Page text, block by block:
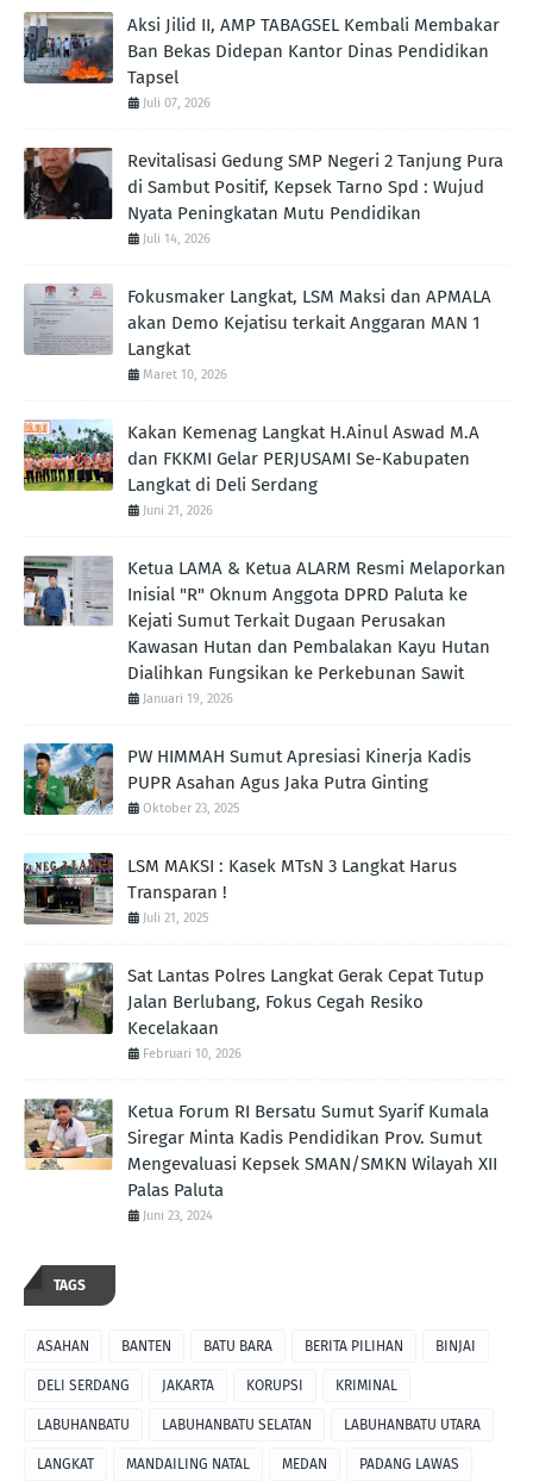
Aksi Jilid II, AMP TABAGSEL Kembali Membakar
Ban Bekas Didepan Kantor Dinas Pendidikan
Tapsel
Juli 07, 2026
Revitalisasi Gedung SMP Negeri 2 Tanjung Pura
di Sambut Positif, Kepsek Tarno Spd : Wujud
Nyata Peningkatan Mutu Pendidikan
Juli 14, 2026
Fokusmaker Langkat, LSM Maksi dan APMALA
akan Demo Kejatisu terkait Anggaran MAN 1
Langkat
Maret 10, 2026
Kakan Kemenag Langkat H.Ainul Aswad M.A
dan FKKMI Gelar PERJUSAMI Se-Kabupaten
Langkat di Deli Serdang
Juni 21, 2026
Ketua LAMA & Ketua ALARM Resmi Melaporkan
Inisial "R" Oknum Anggota DPRD Paluta ke
Kejati Sumut Terkait Dugaan Perusakan
Kawasan Hutan dan Pembalakan Kayu Hutan
Dialihkan Fungsikan ke Perkebunan Sawit
Januari 19, 2026
PW HIMMAH Sumut Apresiasi Kinerja Kadis
PUPR Asahan Agus Jaka Putra Ginting ‎
Oktober 23, 2025
LSM MAKSI : Kasek MTsN 3 Langkat Harus
Transparan !
Juli 21, 2025
Sat Lantas Polres Langkat Gerak Cepat Tutup
Jalan Berlubang, Fokus Cegah Resiko
Kecelakaan
Februari 10, 2026
Ketua Forum RI Bersatu Sumut Syarif Kumala
Siregar Minta Kadis Pendidikan Prov. Sumut
Mengevaluasi Kepsek SMAN/SMKN Wilayah XII
Palas Paluta
Juni 23, 2024
TAGS
ASAHAN BANTEN BATU BARA BERITA PILIHAN BINJAI
DELI SERDANG JAKARTA KORUPSI KRIMINAL
LABUHANBATU LABUHANBATU SELATAN LABUHANBATU UTARA
LANGKAT MANDAILING NATAL MEDAN PADANG LAWAS